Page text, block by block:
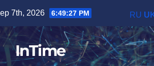
7th, 2026 6:49:28 PM
InTime
RU